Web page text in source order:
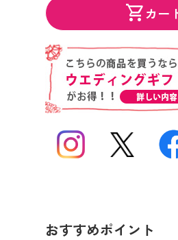
shopping_cartカー
おすすめポイント